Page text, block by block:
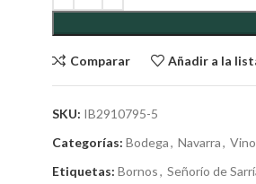
Comparar Añadir a la
SKU: IB2910795-5
Categorías: Bodega, Navarra,
Etiquetas: Bornos, Señorío de